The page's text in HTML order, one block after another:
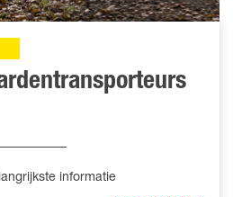
informatie